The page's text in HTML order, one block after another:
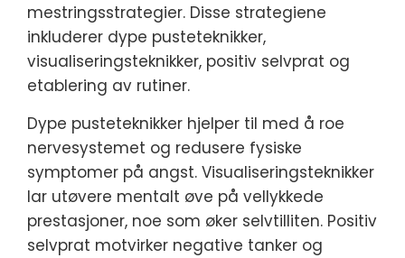
mestringsstrategier. Disse strategiene
inkluderer dype pusteteknikker,
visualiseringsteknikker, positiv selvprat og
etablering av rutiner.
Dype pusteteknikker hjelper til med å roe
nervesystemet og redusere fysiske
symptomer på angst. Visualiseringsteknikker
lar utøvere mentalt øve på vellykkede
prestasjoner, noe som øker selvtilliten. Positiv
selvprat motvirker negative tanker og